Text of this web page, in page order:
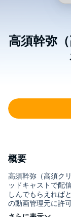
高須幹弥
概要
高須幹弥（高須ク
ッドキャストで配
しんでもらえれば
の動画管理元に許
ニックホームペー